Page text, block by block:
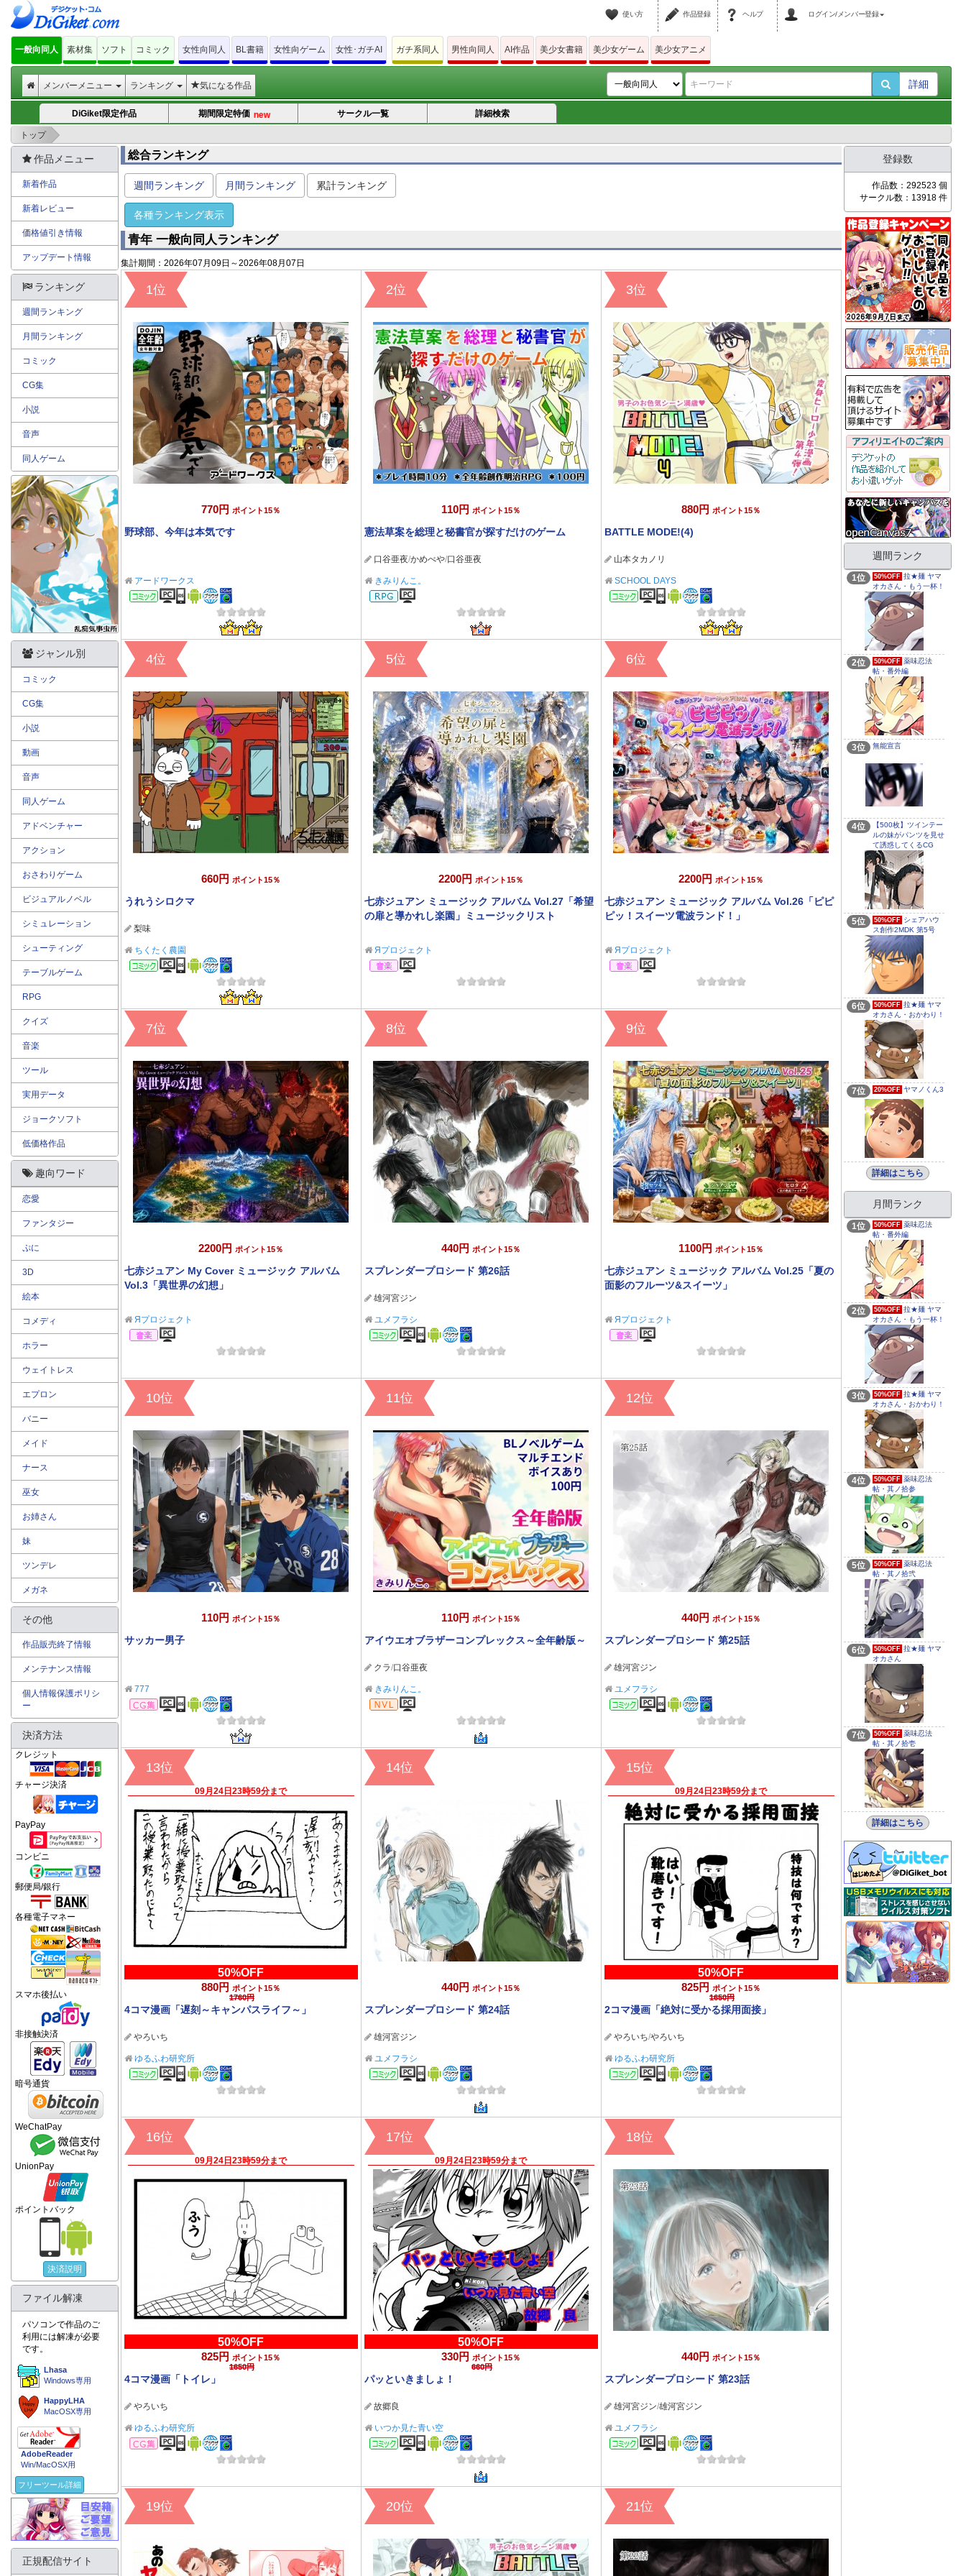
使い方 作品登録 ヘルプ ログイン/メンバー登録
一般向同人 素材集 ソフト コミック 女性向同人 BL書籍 女性向ゲーム 女性･ガチAI ガチ系同人 男性向同人 AI作品 美少女書籍 美少女ゲーム 美少女アニメ
詳細
メンバーメニュー ランキング 気になる作品
DiGiket限定作品 期間限定特価 new サークル一覧 詳細検索
トップ >
総合ランキング
週間ランキング 月間ランキング 累計ランキング
各種ランキング表示
青年 一般向同人ランキング
集計期間：2026年07月09日～2026年08月07日
1位
770円 ポイント15％
野球部、今年は本気です
アードワークス
コミック
2位
110円 ポイント15％
憲法草案を総理と秘書官が探すだけのゲーム
口谷亜夜/かめべや/口谷亜夜
きみりんこ。
RPG
3位
880円 ポイント15％
BATTLE MODE!(4)
山本タカノリ
SCHOOL DAYS
コミック
4位
660円 ポイント15％
うれうシロクマ
梨味
ちくたく農園
コミック
5位
2200円 ポイント15％
七赤ジュアン ミュージック アルバム Vol.27「希望
の扉と導かれし楽園」ミュージックリスト
Яプロジェクト
音楽
6位
2200円 ポイント15％
七赤ジュアン ミュージック アルバム Vol.26「ピピ
ピッ！スイーツ電波ランド！」
Яプロジェクト
音楽
7位
2200円 ポイント15％
七赤ジュアン My Cover ミュージック アルバム
Vol.3「異世界の幻想」
Яプロジェクト
音楽
8位
440円 ポイント15％
スプレンダープロシード 第26話
雄河宮ジン
ユメフラシ
コミック
9位
1100円 ポイント15％
七赤ジュアン ミュージック アルバム Vol.25「夏の
面影のフルーツ&スイーツ」
Яプロジェクト
音楽
10位
110円 ポイント15％
サッカー男子
777
CG集
11位
110円 ポイント15％
アイウエオブラザーコンプレックス～全年齢版～
クラ/口谷亜夜
きみりんこ。
ビジュアルノベル
12位
440円 ポイント15％
スプレンダープロシード 第25話
雄河宮ジン
ユメフラシ
コミック
13位
09月24日23時59分まで
50%OFF
880円 ポイント15％
1760円
4コマ漫画「遅刻～キャンパスライフ～」
やろいち
ゆるふわ研究所
コミック
14位
440円 ポイント15％
スプレンダープロシード 第24話
雄河宮ジン
ユメフラシ
コミック
15位
09月24日23時59分まで
50%OFF
825円 ポイント15％
1650円
2コマ漫画「絶対に受かる採用面接」
やろいち/やろいち
ゆるふわ研究所
コミック
16位
09月24日23時59分まで
50%OFF
825円 ポイント15％
1650円
4コマ漫画「トイレ」
やろいち
ゆるふわ研究所
CG集
17位
09月24日23時59分まで
50%OFF
330円 ポイント15％
660円
パッといきましょ！
故郷良
いつか見た青い空
コミック
18位
440円 ポイント15％
スプレンダープロシード 第23話
雄河宮ジン/雄河宮ジン
ユメフラシ
コミック
19位 20位 21位
作品メニュー
新着作品
新着レビュー
価格値引き情報
アップデート情報
ランキング
週間ランキング
月間ランキング
コミック
CG集
小説
音声
同人ゲーム
ジャンル別
コミック
CG集
小説
動画
音声
同人ゲーム
アドベンチャー
アクション
おさわりゲーム
ビジュアルノベル
シミュレーション
シューティング
テーブルゲーム
RPG
クイズ
音楽
ツール
実用データ
ジョークソフト
低価格作品
趣向ワード
恋愛
ファンタジー
ぷに
3D
絵本
コメディ
ホラー
ウェイトレス
エプロン
バニー
メイド
ナース
巫女
お姉さん
妹
ツンデレ
メガネ
その他
作品販売終了情報
メンテナンス情報
個人情報保護ポリシ
ー
決済方法
クレジット
チャージ決済
PayPay
コンビニ
郵便局/銀行
各種電子マネー
スマホ後払い
非接触決済
暗号通貨
WeChatPay
UnionPay
ポイントバック
決済説明
ファイル解凍
パソコンで作品のご
利用には解凍が必要
です。
Lhasa
Windows専用
HappyLHA
MacOSX専用
AdobeReader
Win/MacOSX用
フリーツール詳細
正規配信サイト
登録数
作品数：292523 個
サークル数：13918 件
週間ランク
1位 50%OFF 拉★麺 ヤマ
オカさん・もう一杯！
2位 50%OFF 薬味忍法
帖・番外編
3位 無能宣言
4位
【500枚】ツインテー
ルの妹がパンツを見せ
て誘惑してくるCG
5位 50%OFF シェアハウ
ス創作2MDK 第5号
6位 50%OFF 拉★麺 ヤマ
オカさん・おかわり！
7位 20%OFF ヤマノくん3
詳細はこちら
月間ランク
1位 50%OFF 薬味忍法
帖・番外編
2位 50%OFF 拉★麺 ヤマ
オカさん・もう一杯！
3位 50%OFF 拉★麺 ヤマ
オカさん・おかわり！
4位 50%OFF 薬味忍法
帖・其ノ拾参
5位 50%OFF 薬味忍法
帖・其ノ拾弐
6位 50%OFF 拉★麺 ヤマ
オカさん
7位 50%OFF 薬味忍法
帖・其ノ拾壱
詳細はこちら